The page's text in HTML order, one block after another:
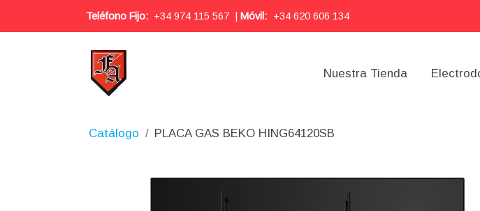
Teléfono Fijo: +34 974 115 567 Móvil: +34 620 606 134
Nuestra Tienda
Catálogo PLACA GAS BEKO HING64120SB